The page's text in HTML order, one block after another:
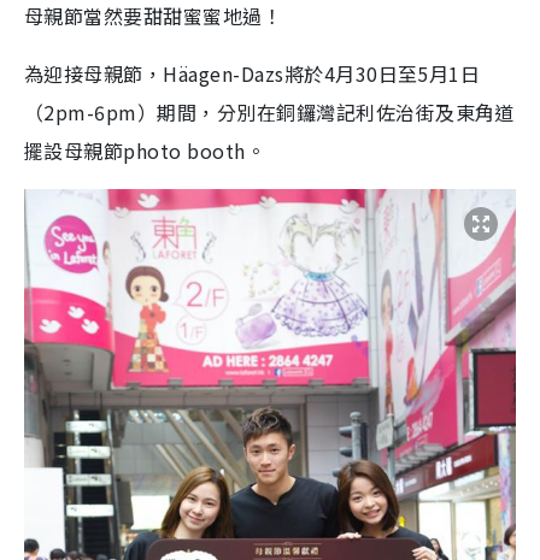
母親節當然要甜甜蜜蜜地過！
為迎接母親節，Häagen-Dazs將於4月30日至5月1日
（2pm-6pm）期間，分別在銅鑼灣記利佐治街及東角道
擺設母親節photo booth。